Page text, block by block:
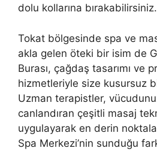
dolu kollarına bırakabilirsiniz.
Tokat bölgesinde spa ve
akla gelen öteki bir isim de
Burası, çağdaş tasarımı ve
hizmetleriyle size kusursuz
Uzman terapistler,
canlandıran çeşitli masaj
uygulayarak en derin
Spa Merkezi’nin sunduğu